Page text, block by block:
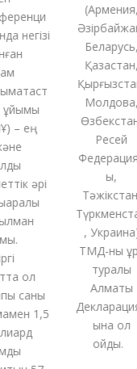
негізі
ең
әрі
ол
саны
1,5
Армения,
Әзірбайжан,
Беларусь,
Қазақстан,
Қырғызстан,
Молдова,
Өзбекстан,
Ресей
Федерацияс
Тәжікстан,
Түркменстан
Украина)
ТМД-нықұру
туралы
Алматы
Декларацияс
ына қол
қойды.